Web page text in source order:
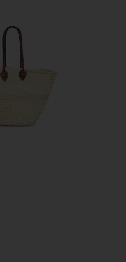
БАСКЕТ SHOPPING BASKET
RAFFIA FISH WITH BAG CHARM